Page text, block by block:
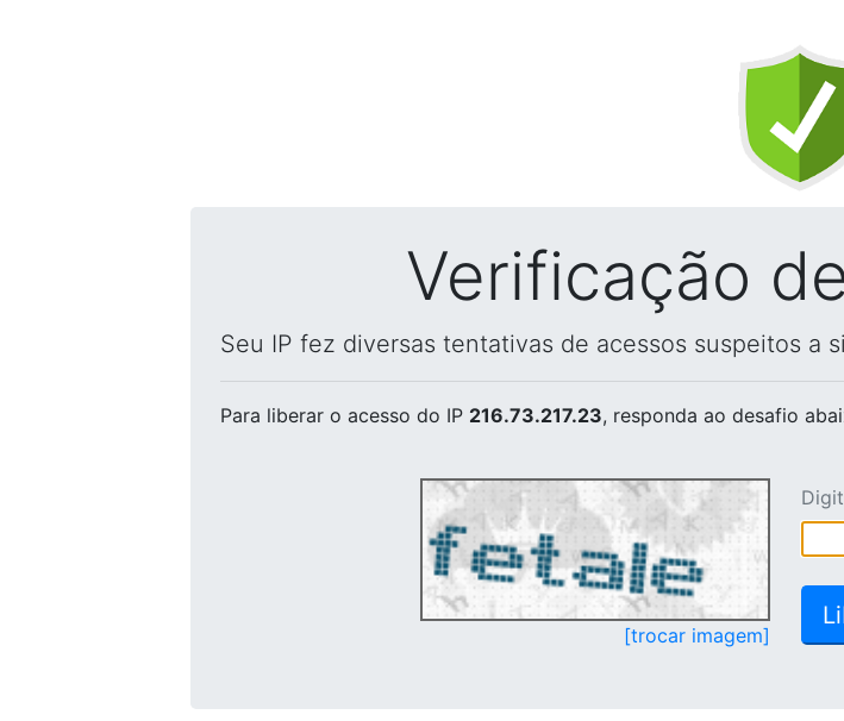
Verificação
Seu IP fez diversas tentativas de acessos suspeitos a
Para liberar o acesso do IP 216.73.217.23, responda ao desafio
[trocar imagem]